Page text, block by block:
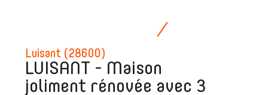
Luisant (28600)
LUISANT - Maison
joliment rénovée avec 3